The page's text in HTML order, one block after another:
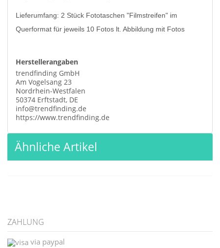
Lieferumfang: 2 Stück Fototaschen "Filmstreifen" im
Querformat für jeweils 10 Fotos lt. Abbildung mit Fotos
Herstellerangaben
trendfinding GmbH
Am Vogelsang 23
Nordrhein-Westfalen
50374 Erftstadt, DE
info@trendfinding.de
https://www.trendfinding.de
Ähnliche Artikel
ZAHLUNG
via paypal